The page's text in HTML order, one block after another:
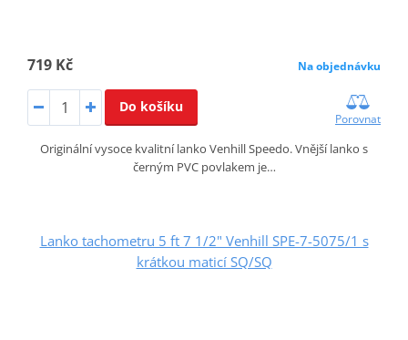
719 Kč Na objednávku
Do košíku
Porovnat
Originální vysoce kvalitní lanko Venhill Speedo. Vnější lanko s
černým PVC povlakem je…
Lanko tachometru 5 ft 7 1/2" Venhill SPE-7-5075/1 s
krátkou maticí SQ/SQ